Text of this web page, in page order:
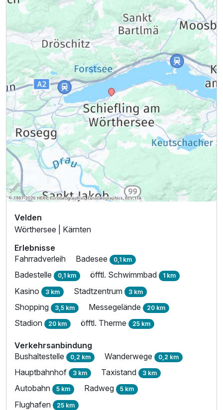
Velden
Wörthersee | Kärnten
Erlebnisse
Fahrradverleih
Badesee 0,1 km
Badestelle 0,1 km öfftl. Schwimmbad 1 km
Kasino 3 km Stadtzentrum 3 km
Shopping 3,5 km Messegelände 20 km
Stadion 20 km öfftl. Therme 25 km
Verkehrsanbindung
Bushaltestelle 0,2 km Wanderwege 0,2 km
Hauptbahnhof 3 km Taxistand 3 km
Autobahn 5 km Radweg 5 km
Flughafen 25 km